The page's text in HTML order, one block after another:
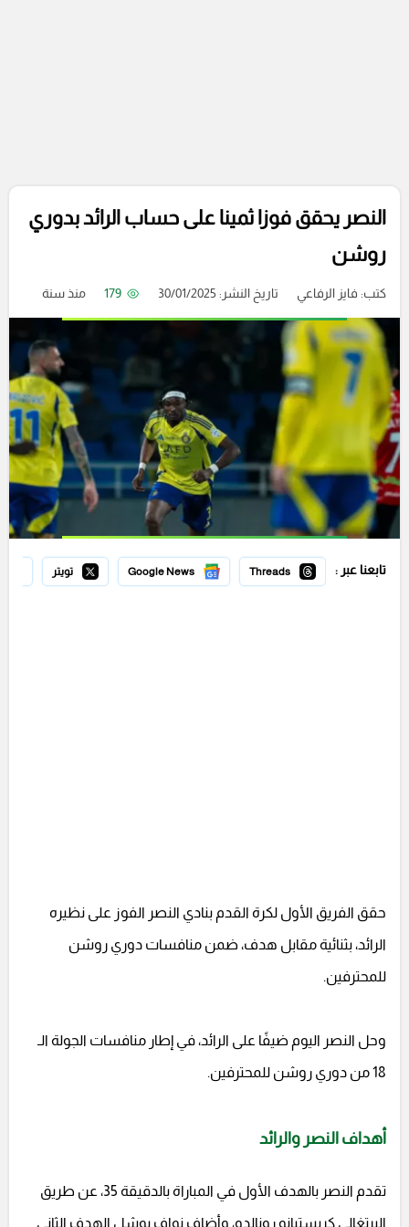
النصر يحقق فوزا ثمينا على حساب الرائد بدوري
روشن
كتب: فايز الرفاعي تاريخ النشر: 30/01/2025 179 منذ سنة
تابعنا عبر : Threads
Google News تويتر
حقق الفريق الأول لكرة القدم بنادي النصر الفوز على نظيره
الرائد، بثنائية مقابل هدف، ضمن منافسات دوري روشن
للمحترفين.
وحل النصر اليوم ضيفًا على الرائد، في إطار منافسات الجولة الـ
18 من دوري روشن للمحترفين.
أهداف النصر والرائد
تقدم النصر بالهدف الأول في المباراة بالدقيقة 35، عن طريق
البرتغالي كريستيانو رونالدو، وأضاف نواف بوشل الهدف الثاني